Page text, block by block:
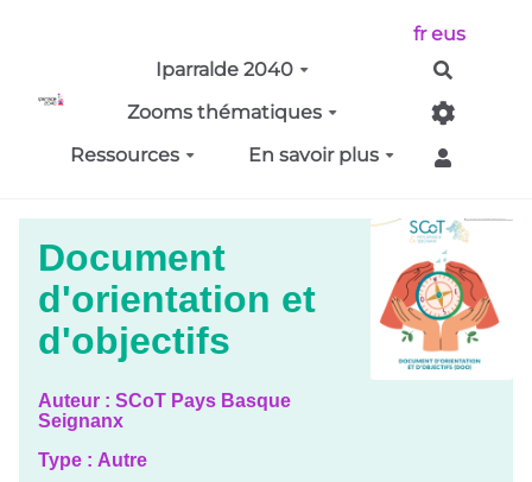
Iparralde 2040
Zooms thématiques
Ressources
En savoir plus
fr eus
Document
d'orientation et
d'objectifs
Auteur : SCoT Pays Basque
Seignanx
Type : Autre